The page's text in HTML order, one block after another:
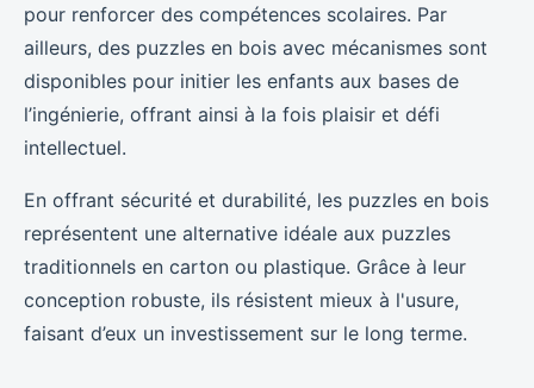
pour renforcer des compétences scolaires. Par
ailleurs, des puzzles en bois avec mécanismes sont
disponibles pour initier les enfants aux bases de
l’ingénierie, offrant ainsi à la fois plaisir et défi
intellectuel.
En offrant sécurité et durabilité, les puzzles en bois
représentent une alternative idéale aux puzzles
traditionnels en carton ou plastique. Grâce à leur
conception robuste, ils résistent mieux à l'usure,
faisant d’eux un investissement sur le long terme.